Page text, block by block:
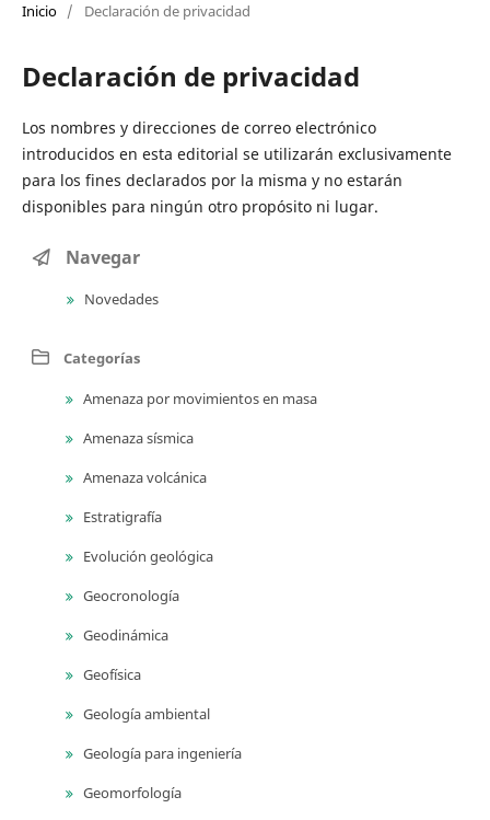
Inicio / Declaración de privacidad
Declaración de privacidad
Los nombres y direcciones de correo electrónico
introducidos en esta editorial se ​​utilizarán exclusivamente
para los fines declarados por la misma y no estarán
disponibles para ningún otro propósito ni lugar.
Navegar
Novedades
Categorías
Amenaza por movimientos en masa
Amenaza sísmica
Amenaza volcánica
Estratigrafía
Evolución geológica
Geocronología
Geodinámica
Geofísica
Geología ambiental
Geología para ingeniería
Geomorfología